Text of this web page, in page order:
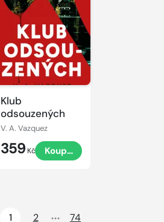
Klub
odsouzených
V. A. Vazquez
359 Kč Koupit
1 2 74